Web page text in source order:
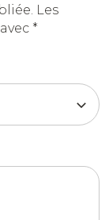
Les
*